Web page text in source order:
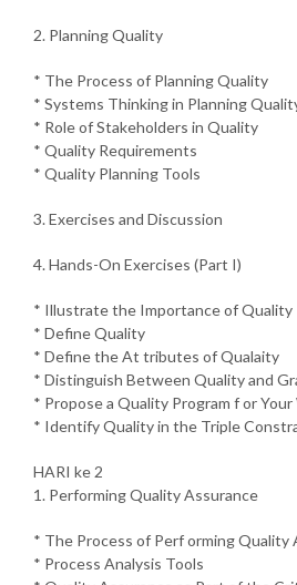
2. Planning Quality
* The Process of Planning Quality
* Systems Thinking in Planning
* Role of Stakeholders in Quality
* Quality Requirements
* Quality Planning Tools
3. Exercises and Discussion
4. Hands-On Exercises (Part I)
* Illustrate the Importance of Quality
* Define Quality
* Define the At tributes of Qualaity
* Distinguish Between Quality and
* Propose a Quality Program f or
* Identify Quality in the Triple
HARI ke 2
1. Performing Quality Assurance
* The Process of Perf orming Quality
* Process Analysis Tools